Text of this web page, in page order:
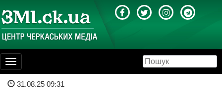
Toggle
navigation
31.08.25 09:31